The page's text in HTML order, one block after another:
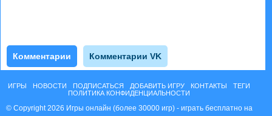
Комментарии Комментарии VK
ИГРЫ НОВОСТИ ПОДПИСАТЬСЯ ДОБАВИТЬ ИГРУ КОНТАКТЫ
ТЕГИ
ПОЛИТИКА КОНФИДЕНЦИАЛЬНОСТИ
© Copyright 2026 Игры онлайн (более 30000 игр) - играть бесплатно на